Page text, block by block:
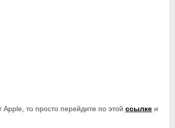
Apple, то просто перейдите по этойссылке и